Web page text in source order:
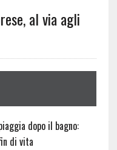
al via agli
dopo il bagno:
di vita